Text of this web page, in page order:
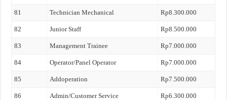
81 Technician Mechanical Rp8.300.000
82 Junior Staff Rp8.500.000
83 Management Trainee Rp7.000.000
84 Operator/Panel Operator Rp7.000.000
85 Addoperation Rp7.500.000
86 Admin/Customer Service Rp6.300.000